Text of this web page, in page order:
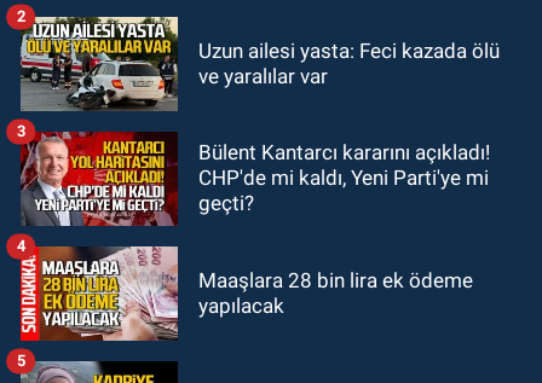
21:12Yönetim kulübü önce borç
GÜNDEM
20:56Otomobilin çarptığı yaşlı
adam hayatını kaybetti
Uzun ailesi yasta: Feci kazada ölü
ve yaralılar var
2
Bülent Kantarcı kararını açıkladı!
CHP'de mi kaldı, Yeni Parti'ye mi
geçti?
3
Maaşlara 28 bin lira ek ödeme
yapılacak
4
5